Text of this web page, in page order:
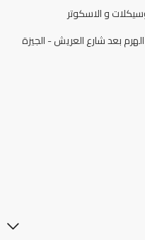
و الاسكوتر
بعد شارع العريش - الجيزة